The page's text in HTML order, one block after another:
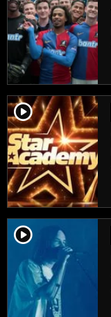
player2
player2